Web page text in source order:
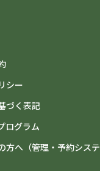
シー
づく表記
ログラム
方へ（管理・予約システ